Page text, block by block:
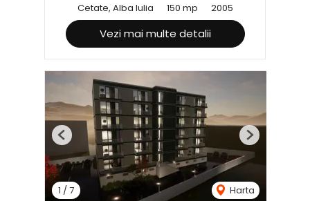
Cetate, Alba Iulia
150 mp 2005
Vezi mai multe detalii
1 /7 Harta
Previous Next